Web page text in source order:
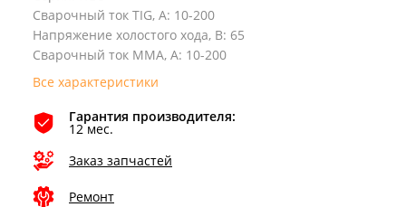
Сварочный ток TIG, А: 10-200
Напряжение холостого хода, В: 65
Сварочный ток ММА, А: 10-200
Все характеристики
Гарантия производителя:
12 мес.
Заказ запчастей
Ремонт